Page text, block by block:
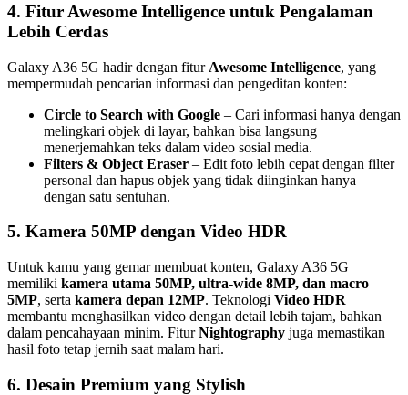
4. Fitur Awesome Intelligence untuk Pengalaman
Lebih Cerdas
Galaxy A36 5G hadir dengan fitur Awesome Intelligence, yang
mempermudah pencarian informasi dan pengeditan konten:
Circle to Search with Google – Cari informasi hanya dengan
melingkari objek di layar, bahkan bisa langsung
menerjemahkan teks dalam video sosial media.
Filters & Object Eraser – Edit foto lebih cepat dengan filter
personal dan hapus objek yang tidak diinginkan hanya
dengan satu sentuhan.
5. Kamera 50MP dengan Video HDR
Untuk kamu yang gemar membuat konten, Galaxy A36 5G
memiliki kamera utama 50MP, ultra-wide 8MP, dan macro
5MP, serta kamera depan 12MP. Teknologi Video HDR
membantu menghasilkan video dengan detail lebih tajam, bahkan
dalam pencahayaan minim. FiturNightography juga memastikan
hasil foto tetap jernih saat malam hari.
6. Desain Premium yang Stylish